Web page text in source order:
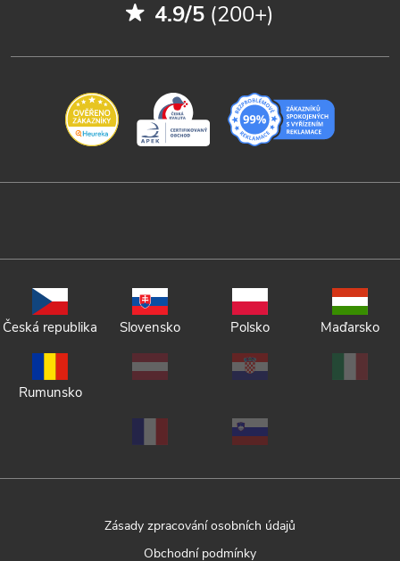
4.9/5 (200+)
Česká republika Slovensko Polsko Maďarsko
Rumunsko
Zásady zpracování osobních údajů
Obchodní podmínky